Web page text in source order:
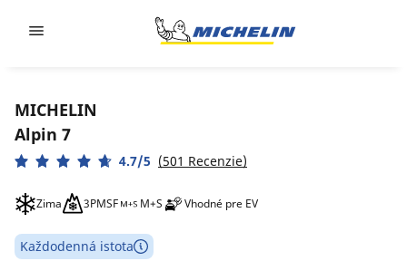
MICHELIN
Alpin 7
4.7/5 (501 Recenzie)
Zima 3PMSF M+S Vhodné pre EV
Každodenná istota